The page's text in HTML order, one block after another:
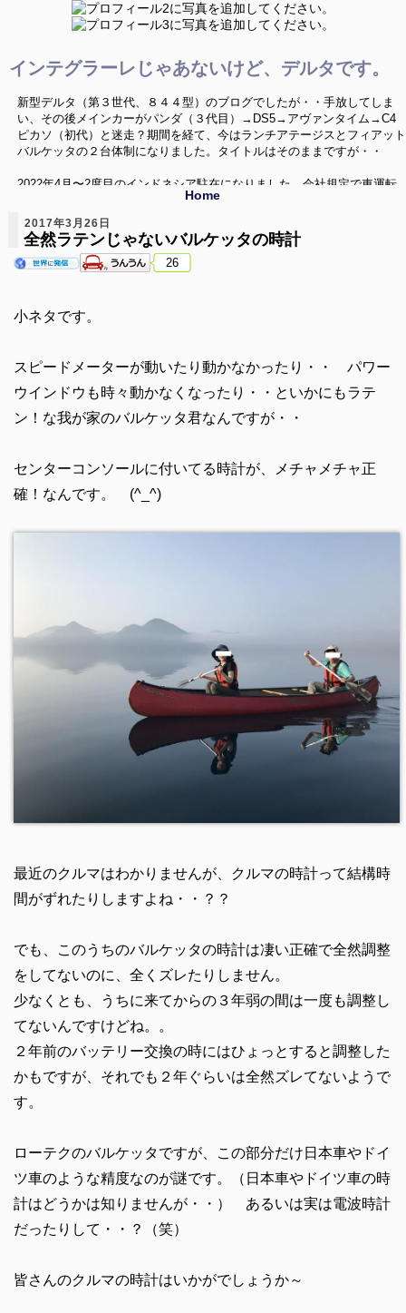
インテグラーレじゃあないけど、デルタです。
新型デルタ（第３世代、８４４型）のブログでしたが・・手放してしま
い、その後メインカーがパンダ（３代目）→DS5→アヴァンタイム→C4
ピカソ（初代）と迷走？期間を経て、今はランチアテージスとフィアット
バルケッタの２台体制になりました。タイトルはそのままですが・・
2022年4月〜2度目のインドネシア駐在になりました。会社規定で車運転
禁止という環境の中、なんとか車活が出来ないか、色々と模索していきた
いと思います。いつか帰国した時にはまた変態車を飼うぞ〜
ニューデルタ、Ｃ４ピカソ、バルケッタネタ以外に、海外のクルマ、珍し
い中古車、ミニカー（1/43）、シリーズネタ等でお送りしてます。
Home
2017年3月26日
全然ラテンじゃないバルケッタの時計
26
小ネタです。
スピードメーターが動いたり動かなかったり・・ パワー
ウインドウも時々動かなくなったり・・といかにもラテ
ン！な我が家のバルケッタ君なんですが・・
センターコンソールに付いてる時計が、メチャメチャ正
確！なんです。 (^_^)
最近のクルマはわかりませんが、クルマの時計って結構時
間がずれたりしますよね・・？？
でも、このうちのバルケッタの時計は凄い正確で全然調整
をしてないのに、全くズレたりしません。
少なくとも、うちに来てからの３年弱の間は一度も調整し
てないんですけどね。。
２年前のバッテリー交換の時にはひょっとすると調整した
かもですが、それでも２年ぐらいは全然ズレてないようで
す。
ローテクのバルケッタですが、この部分だけ日本車やドイ
ツ車のような精度なのが謎です。（日本車やドイツ車の時
計はどうかは知りませんが・・） あるいは実は電波時計
だったりして・・？（笑）
皆さんのクルマの時計はいかがでしょうか～